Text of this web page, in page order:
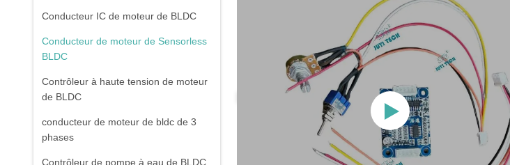
Conducteur IC de moteur de BLDC
Conducteur de moteur de Sensorless
BLDC
Contrôleur à haute tension de moteur
de BLDC
conducteur de moteur de bldc de 3
phases
Contrôleur de pompe à eau de BLDC